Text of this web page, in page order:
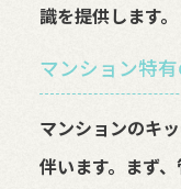
識を提供します。
マンション特
マンションのキ
伴います。まず